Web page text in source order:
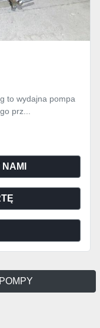
to wydajna pompa
prz...